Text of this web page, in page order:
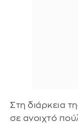
Στη διάρκεια
σε ανοιχτό